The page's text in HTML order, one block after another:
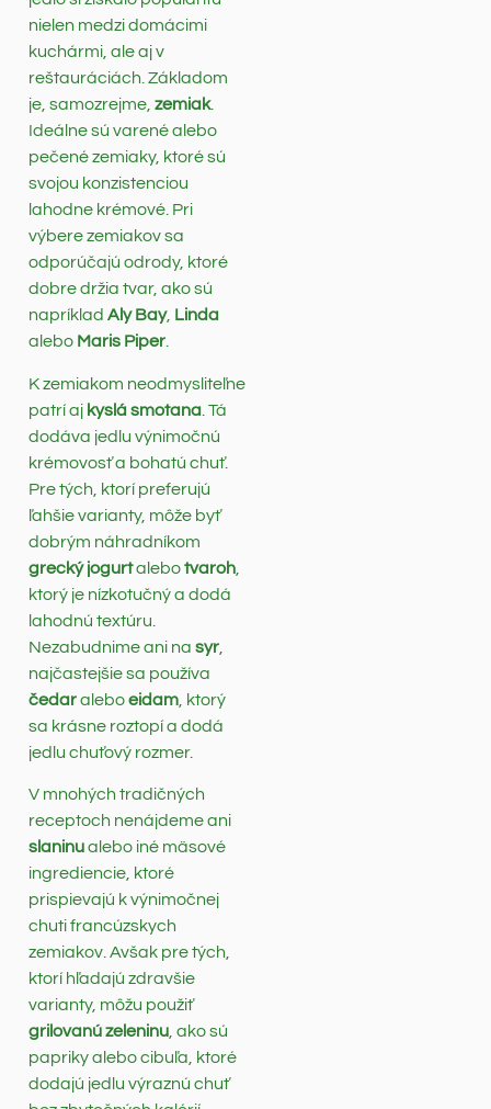
nielen medzi domácimi
kuchármi, ale aj v
reštauráciách. Základom
je, samozrejme, zemiak.
Ideálne sú varené alebo
pečené zemiaky, ktoré sú
svojou konzistenciou
lahodne krémové. Pri
výbere zemiakov sa
odporúčajú odrody, ktoré
dobre držia tvar, ako sú
napríklad Aly Bay, Linda
alebo Maris Piper.
K zemiakom neodmysliteľne
patrí aj kyslá smotana . Tá
dodáva jedlu výnimočnú
krémovosť a bohatú chuť.
Pre tých, ktorí preferujú
ľahšie varianty, môže byť
dobrým náhradníkom
grecký jogurtalebotvaroh
ktorý je nízkotučný a dodá
lahodnú textúru.
Nezabudnime ani na syr
najčastejšie sa používa
čedaraleboeidam , ktorý
sa krásne roztopí a dodá
jedlu chuťový rozmer.
V mnohých tradičných
receptoch nenájdeme ani
slaninualebo iné mäsové
ingrediencie, ktoré
prispievajú k výnimočnej
chuti francúzskych
zemiakov. Avšak pre tých,
ktorí hľadajú zdravšie
varianty, môžu použiť
grilovanú zeleninu , ako sú
papriky alebo cibuľa, ktoré
dodajú jedlu výraznú chuť